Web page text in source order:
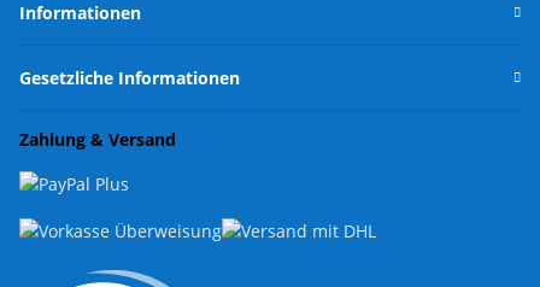
Informationen
Gesetzliche Informationen
Zahlung & Versand